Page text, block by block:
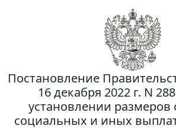
Постановление
16 декабря 2022 г. N
установлении размеров
социальных и иных